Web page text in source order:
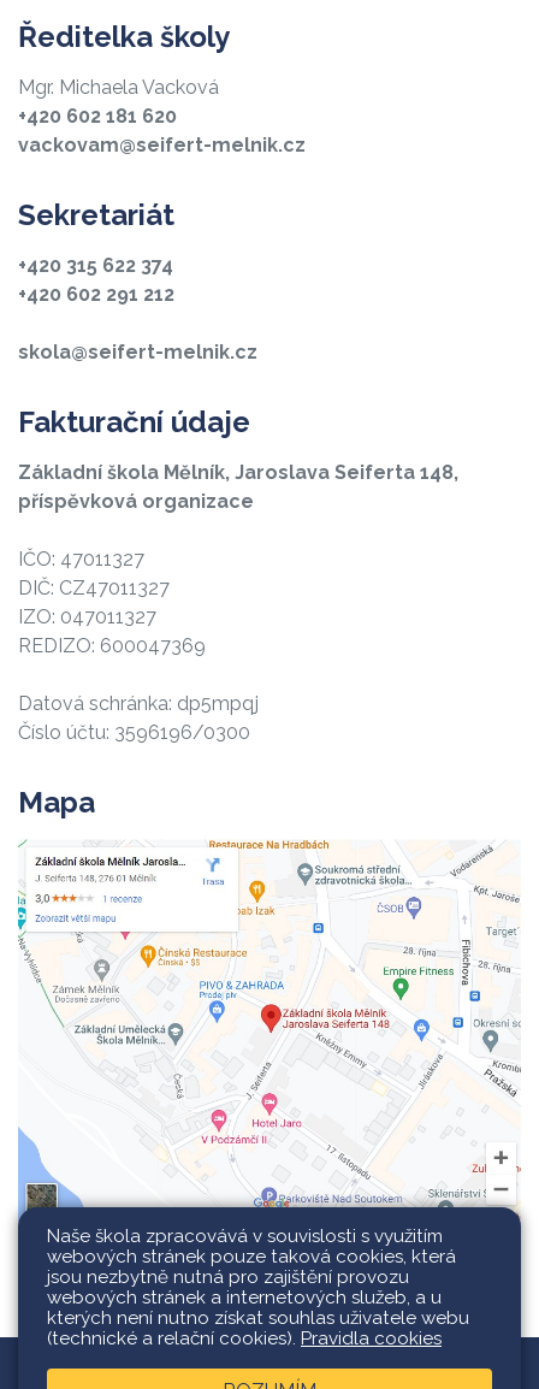
Ředitelka školy
Mgr. Michaela Vacková
+420 602 181 620
vackovam@seifert-melnik.cz
Sekretariát
+420 315 622 374
+420 602 291 212
skola@seifert-melnik.cz
Fakturační údaje
Základní škola Mělník, Jaroslava Seiferta 148,
příspěvková organizace
IČO: 47011327
DIČ: CZ47011327
IZO: 047011327
REDIZO: 600047369
Datová schránka: dp5mpqj
Číslo účtu: 3596196/0300
Mapa
Všechna práva vyhrazena.
Web školy
Naše škola zpracovává v souvislosti s využitím
webových stránek pouze taková cookies, která
jsou nezbytně nutná pro zajištění provozu
webových stránek a internetových služeb, a u
kterých není nutno získat souhlas uživatele webu
(technické a relační cookies). Pravidla cookies